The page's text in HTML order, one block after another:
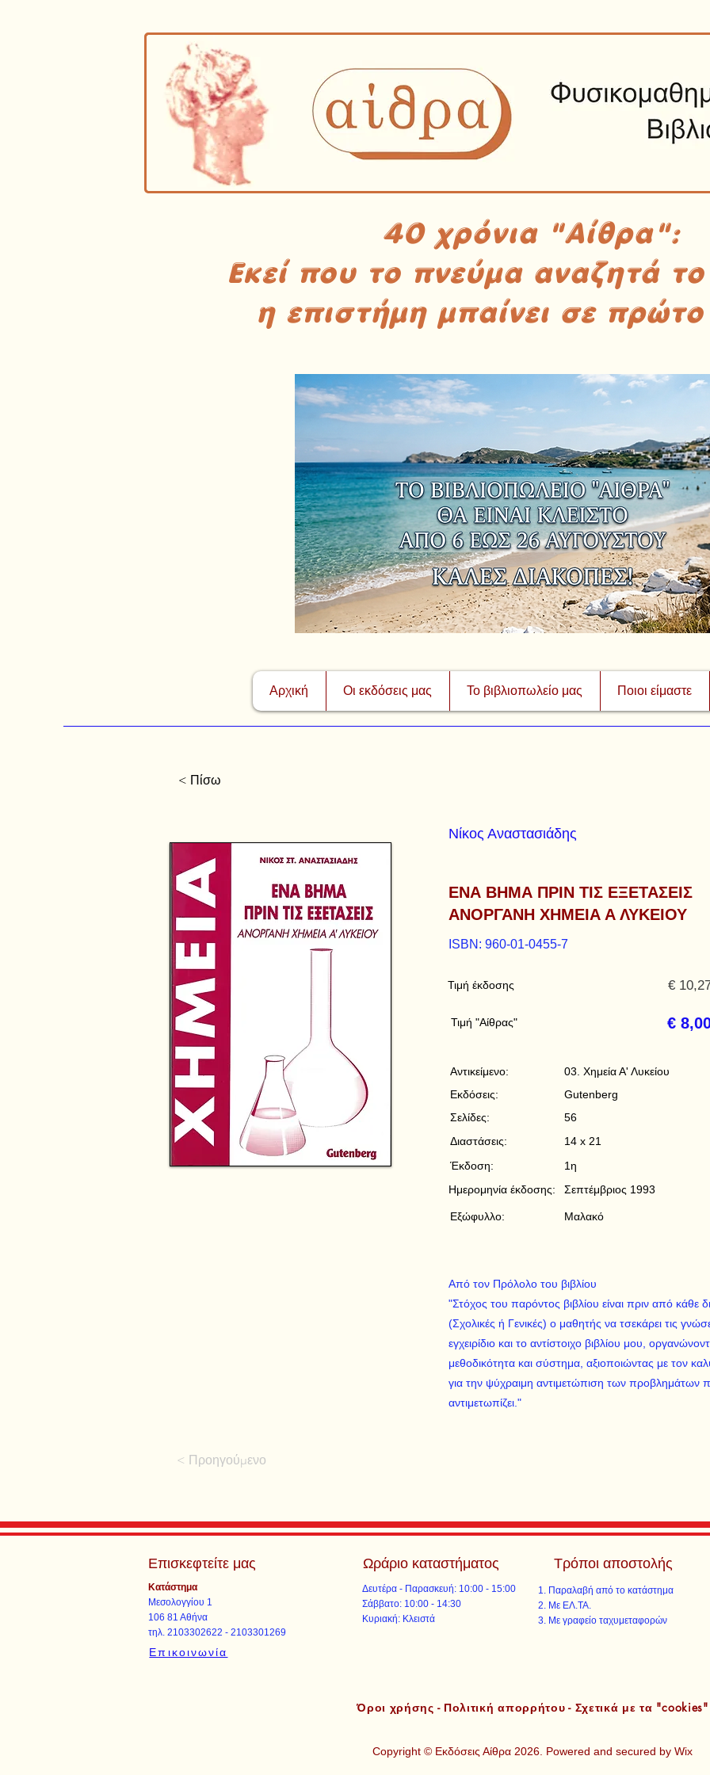
40 χρόνια "Αίθρα":
Εκεί που το πνεύμα αναζητά
η επιστήμη μπαίνει σε
Αρχική Οι εκδόσεις μας Το βιβλιοπωλείο μας Ποιοι είμαστε
< Πίσω
Νίκος Αναστασιάδης
ΕΝΑ ΒΗΜΑ ΠΡΙΝ ΤΙΣ ΕΞΕΤΑΣΕΙΣ
ΑΝΟΡΓΑΝΗ ΧΗΜΕΙΑ Α ΛΥΚΕΙΟΥ
ISBN: 960-01-0455-7
Τιμή έκδοσης €
€
Τιμή "Αίθρας"
Αντικείμενο:
Εκδόσεις:
Σελίδες:
Διαστάσεις:
Έκδοση:
Ημερομηνία έκδοσης:
Εξώφυλλο:
03. Χημεία Α' Λυκείου
Gutenberg
56
14 x 21
1η
Σεπτέμβριος 1993
Μαλακό
Από τον Πρόλολο του βιβλίου
"Στόχος του παρόντος βιβλίου είναι πριν από κάθε
(Σχολικές ή Γενικές) ο μαθητής να τσεκάρει τις
εγχειρίδιο και το αντίστοιχο βιβλίου μου,
μεθοδικότητα και σύστημα, αξιοποιώντας με τον
για την ψύχραιμη αντιμετώπιση των προβλημάτων
αντιμετωπίζει."
< Προηγούμενο
Επισκεφτείτε μας
Κατάστημα
Μεσολογγίου 1
106 81 Αθήνα
τηλ. 2103302622 - 2103301269
Επικοινωνία
Ωράριο καταστήματος
Δευτέρα - Παρασκευή: 10:00 - 15:00
​​Σάββατο: 10:00 - 14:30
​Κυριακή: Κλειστά
Τρόποι αποστολής
Παραλαβή από το κατάστημα
Με ΕΛ.ΤΑ.​​
Με γραφείο ταχυμεταφορών​
Όροι χρήσης - Πολιτική απορρήτου - Σχετικά με τα "cookies"
Copyright © Εκδόσεις Αίθρα 2026. Powered and secured by Wix